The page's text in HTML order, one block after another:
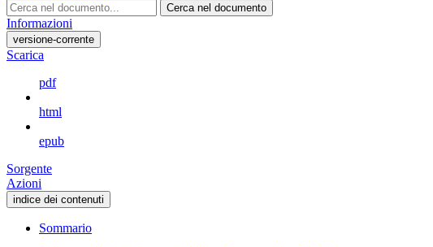
Cerca nel documento
Informazioni
versione-corrente
Scarica
pdf
html
epub
Sorgente
Azioni
indice dei contenuti
Sommario